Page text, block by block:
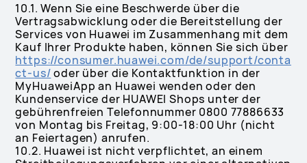
10.1. Wenn Sie eine Beschwerde über die
Vertragsabwicklung oder die Bereitstellung der
Services von Huawei im Zusammenhang mit dem
Kauf Ihrer Produkte haben, können Sie sich über
https://consumer.huawei.com/de/support/conta
ct-us/oder über die Kontaktfunktion in der
MyHuaweiApp an Huawei wenden oder den
Kundenservice der HUAWEI Shops unter der
gebührenfreien Telefonnummer 0800 77886633
von Montag bis Freitag, 9:00-18:00 Uhr (nicht
an Feiertagen) anrufen.
10.2. Huawei ist nicht verpflichtet, an einem